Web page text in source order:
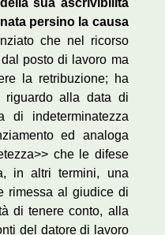
sua ascrivibilità
persino la causa
che nel ricorso
posto di lavoro ma
la retribuzione; ha
riguardo alla data di
di indeterminatezza
ed analoga
che le difese
in altri termini, una
rimessa al giudice di
di tenere conto, alla
del datore di lavoro